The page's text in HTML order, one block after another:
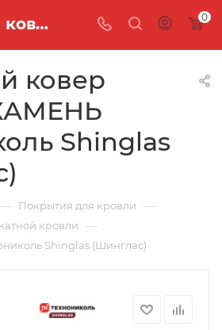
Ендовный ковер СЕРЫЙ КАМЕНЬ Технониколь Shinglas (Шинглас) 0
ковер
Shinglas
Покрытия для кровли —
кровли —
Shinglas (Шинглас)